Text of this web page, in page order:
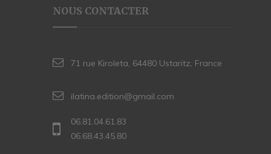
NOUS CONTACTER
71 rue Kiroleta, 64480 Ustaritz, France
ilatina.edition@gmail.com
06.81.04.61.83
06.68.43.45.80